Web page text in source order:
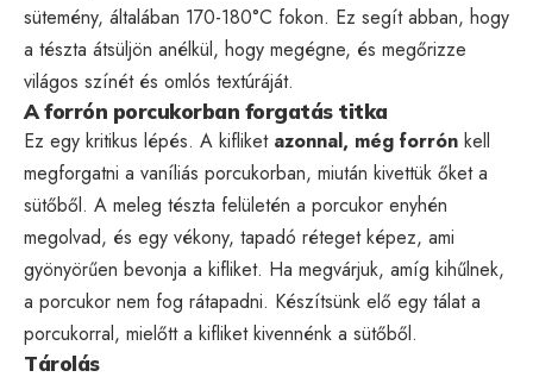
sütemény, általában 170-180°C fokon. Ez segít abban, hogy
a tészta átsüljön anélkül, hogy megégne, és megőrizze
világos színét és omlós textúráját.
A forrón porcukorban forgatás titka
Ez egy kritikus lépés. A kifliket azonnal, még forrón kell
megforgatni a vaníliás porcukorban, miután kivettük őket a
sütőből. A meleg tészta felületén a porcukor enyhén
megolvad, és egy vékony, tapadó réteget képez, ami
gyönyörűen bevonja a kifliket. Ha megvárjuk, amíg kihűlnek,
a porcukor nem fog rátapadni. Készítsünk elő egy tálat a
porcukorral, mielőtt a kifliket kivennénk a sütőből.
Tárolás